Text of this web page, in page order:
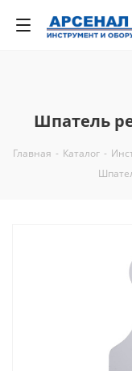
Шпатель
Главная - Каталог -